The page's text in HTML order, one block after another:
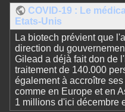
COVID-19 : Le
Etats-Unis
La biotech prévient que
direction du
Gilead a déjà fait don de
traitement de 140.000
également à accroître
comme en Europe et en
1 millions d'ici décembre